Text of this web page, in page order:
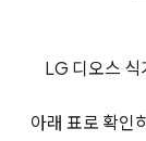
LG 디오스 식
아래 표로 확인